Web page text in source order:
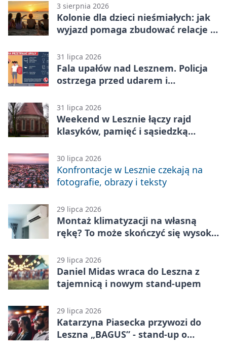
3 sierpnia 2026
Kolonie dla dzieci nieśmiałych: jak
wyjazd pomaga zbudować relacje z
31 lipca 2026
Fala upałów nad Lesznem. Policja
ostrzega przed udarem i
31 lipca 2026
Weekend w Lesznie łączy rajd
klasyków, pamięć i sąsiedzką
30 lipca 2026
Konfrontacje w Lesznie czekają na
fotografie, obrazy i teksty
29 lipca 2026
Montaż klimatyzacji na własną
rękę? To może skończyć się wysoką
29 lipca 2026
Daniel Midas wraca do Leszna z
tajemnicą i nowym stand-upem
29 lipca 2026
Katarzyna Piasecka przywozi do
Leszna „BAGUS” - stand-up o